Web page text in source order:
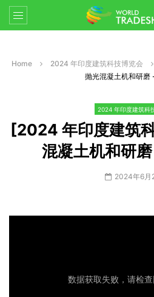
Home 2024 年印度建筑科技博览会
抛光混凝土机和研磨
2024 年印度建筑科
[2024 年印度建筑
混凝土机和研
2024年6月